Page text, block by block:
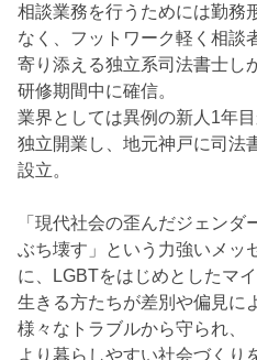
相談業務を行うためには勤務
なく、フットワーク軽く相談
寄り添える独立系司法書士し
研修期間中に確信。
業界としては異例の新人1年
独立開業し、地元神戸に司法
設立。
「現代社会の歪んだジェンダ
ぶち壊す」という力強いメッ
に、LGBTをはじめとしたマ
生きる方たちが差別や偏見に
様々なトラブルから守られ、
より暮らしやすい社会づくり